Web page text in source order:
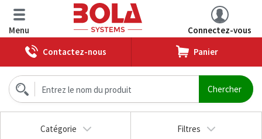
Menu
Connectez-vous
Contactez-nous
Panier
Catégorie Filtres